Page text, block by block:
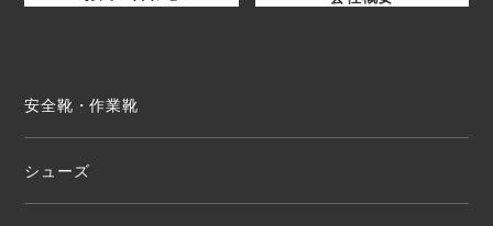
安全靴・作業靴
シューズ